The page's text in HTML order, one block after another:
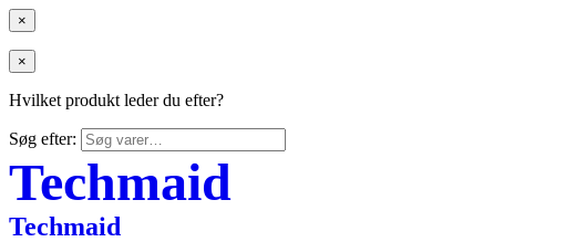
×
×
Hvilket produkt leder du efter?
Søg efter:
Techmaid
Techmaid